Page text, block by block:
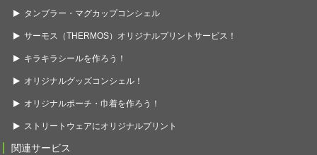
タンブラー・マグカップコンシェル
サーモス（THERMOS）オリジナルプリントサービス！
キラキラシールを作ろう！
オリジナルグッズコンシェル！
オリジナルポーチ・巾着を作ろう！
ストリートウェアにオリジナルプリント
関連サービス